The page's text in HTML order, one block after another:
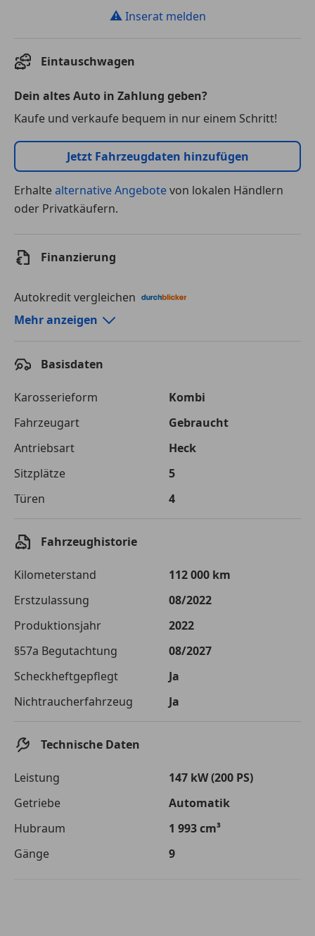
⚠ Inserat melden
Eintauschwagen
Dein altes Auto in Zahlung geben?
Kaufe und verkaufe bequem in nur einem Schritt!
Jetzt Fahrzeugdaten hinzufügen
Erhaltealternative Angebotevon lokalen Händlern
oder Privatkäufern.
Finanzierung
Autokredit vergleichen
Autokredit-Rechner von durchblicker.at
Laufzeit
120 Monate
Kreditbetrag
€ 28 000,-
Zu zahlender
Gesamtbetrag
€ 39 446,-
Effektivzinsatz
Sollzinssatz
7,25 %
Monatliche Rate € 328,72
von der von Ihnen gewählten Bank. Rückzahlungszeitraum 1-10
Jetzt berechnen
Mehr anzeigen
Basisdaten
Karosserieform
Kombi
Fahrzeugart
Gebraucht
Antriebsart
Heck
Sitzplätze
5
Türen
4
Fahrzeughistorie
Kilometerstand
112 000 km
Erstzulassung
08/2022
Produktionsjahr
2022
§57a Begutachtung
08/2027
Scheckheftgepflegt
Ja
Nichtraucherfahrzeug
Ja
Technische Daten
Leistung
147 kW (200 PS)
Getriebe
Automatik
Hubraum
1 993 cm³
Gänge
9